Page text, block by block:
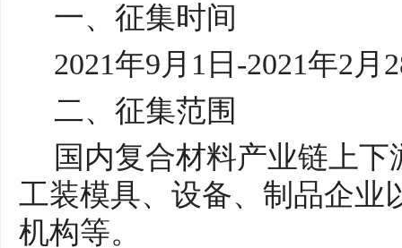
一、征集时间
2021年9月1日-2021年2月
二、征集范围
国内复合材料产业链上
工装模具、设备、制品企业
机构等。